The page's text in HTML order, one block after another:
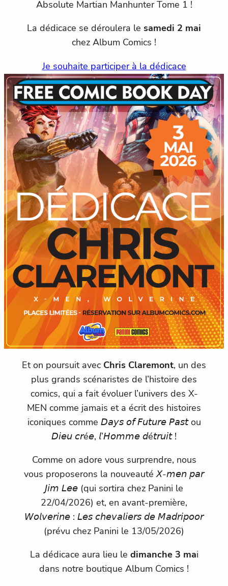
Absolute Martian Manhunter Tome 1 !
La dédicace se déroulera le samedi 2 mai
chez Album Comics !
Je souhaite participer à la dédicace
Et on poursuit avec Chris Claremont, un des
plus grands scénaristes de l’histoire des
comics, qui a fait évoluer l’univers des X-
MEN comme jamais et a écrit des histoires
iconiques comme 𝘋𝘢𝘺𝘴 𝘰𝘧 𝘍𝘶𝘵𝘶𝘳𝘦 𝘗𝘢𝘴𝘵 ou
𝘋𝘪𝘦𝘶 𝘤𝘳é𝘦, 𝘭’𝘏𝘰𝘮𝘮𝘦 𝘥é𝘵𝘳𝘶𝘪𝘵 !
Comme on adore vous surprendre, nous
vous proposerons la nouveauté 𝘟-𝘮𝘦𝘯 𝘱𝘢𝘳
𝘑𝘪𝘮 𝘓𝘦𝘦 (qui sortira chez Panini le
22/04/2026) et, en avant-première,
𝘞𝘰𝘭𝘷𝘦𝘳𝘪𝘯𝘦 : 𝘓𝘦𝘴 𝘤𝘩𝘦𝘷𝘢𝘭𝘪𝘦𝘳𝘴 𝘥𝘦 𝘔𝘢𝘥𝘳𝘪𝘱𝘰𝘰𝘳
(prévu chez Panini le 13/05/2026)
La dédicace aura lieu le dimanche 3 mai
dans notre boutique Album Comics !